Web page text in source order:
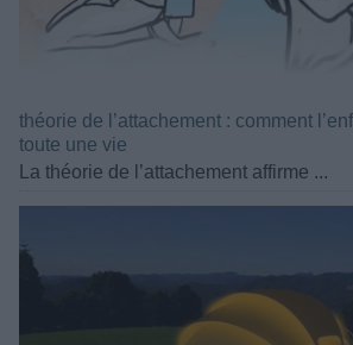
théorie de l’attachement : comment
toute une vie
La théorie de l’attachement affirme ...